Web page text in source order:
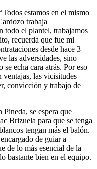
estamos en el mismo
trabaja
todo el plantel, trabajamos
recuerda que fue mi
desde hace 3
las adversidades, sino
se echa cara atrás. Por eso
ventajas, las vicisitudes
convicción y trabajo de
se espera que
Brizuela para que se tenga
tengan más el balón.
de guiar a
de lo más esencial de la
bastante bien en el equipo.